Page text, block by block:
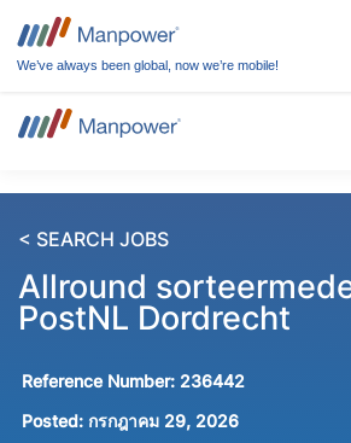
We’ve always been global, now we’re mobile!
< SEARCH JOBS
Allround
PostNL Dordrecht
Reference Number: 236442
Posted: กรกฎาคม 29, 2026